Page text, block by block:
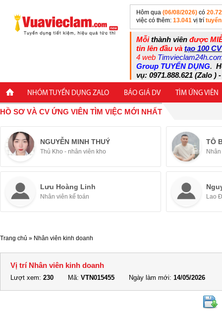
Hôm qua (06/08/2026) có
việc có thêm: 13.041 vị trí
Mỗithành viên được
tin lên đầu và tạo 100
4 web
Group TUYỂN DỤNG.
vụ: 0971.888.621 (Zalo )
NHÓM TUYỂN DỤNG ZALO BÁO GIÁ DV TÌM ỨNG VIÊN
HỒ SƠ VÀ CV ỨNG VIÊN TÌM VIỆC MỚI NHẤT
NGUYỄN MINH THUÝ
Thủ Kho - nhân viên kho
TÔ
Lưu Hoàng Linh
Nhân viên kế toán Lao
Trang chủ » Nhân viên kinh doanh
Vị trí Nhân viên kinh doanh
Lượt xem: 230 Mã: VTN015455 Ngày làm mới: 14/05/2026